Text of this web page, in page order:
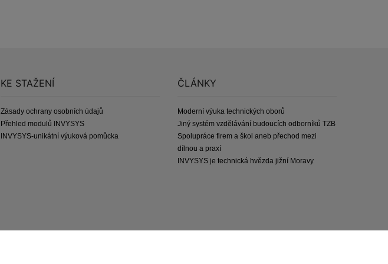
KE STAŽENÍ
Zásady ochrany osobních údajů
Přehled modulů INVYSYS
INVYSYS-unikátní výuková pomůcka
ČLÁNKY
Moderní výuka technických oborů
Jiný systém vzdělávání budoucích odborníků TZB
Spolupráce firem a škol aneb přechod mezi
dílnou a praxí
INVYSYS je technická hvězda jižní Moravy